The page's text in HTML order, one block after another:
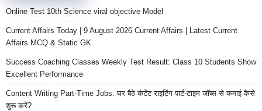
Online Test 10th Science viral objective Model
Current Affairs Today | 9 August 2026 Current Affairs | Latest Current
Affairs MCQ & Static GK
Success Coaching Classes Weekly Test Result: Class 10 Students Show
Excellent Performance
Content Writing Part-Time Jobs: घर बैठे कंटेंट राइटिंग पार्ट-टाइम जॉब्स से कमाई कैसे
शुरू करें?